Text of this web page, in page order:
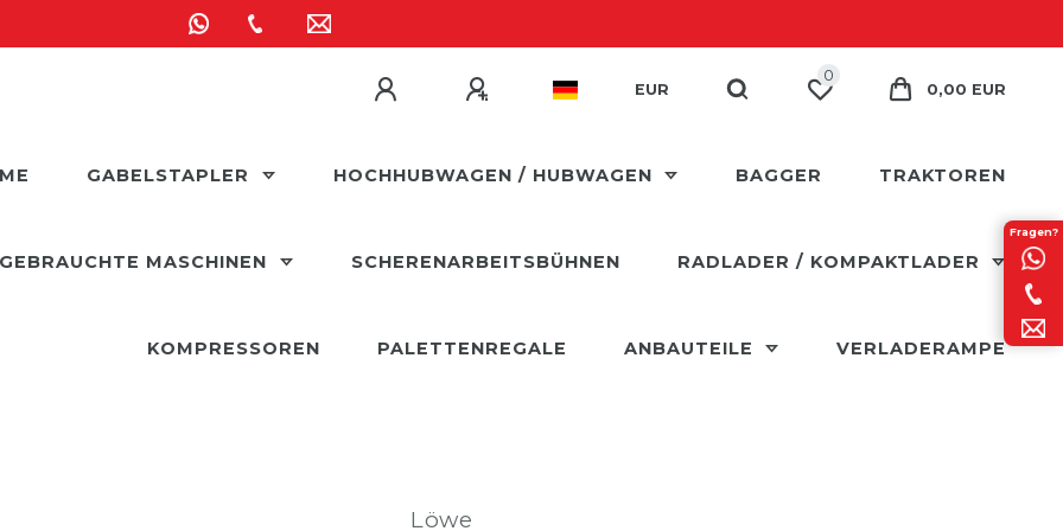
EUR
0
0,00 EUR
GABELSTAPLER HOCHHUBWAGEN / HUBWAGEN BAGGER TRAKTOREN
GEBRAUCHTE MASCHINEN SCHERENARBEITSBÜHNEN RADLADER / KOMPAKTLADER
KOMPRESSOREN PALETTENREGALE ANBAUTEILE VERLADERAMPE
Fragen?
Löwe